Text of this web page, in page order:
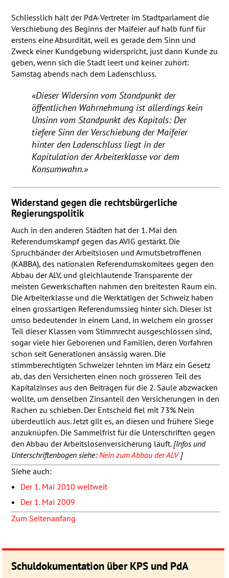
Schliesslich hält der PdA-Vertreter im Stadtparlament die
Verschiebung des Beginns der Maifeier auf halb fünf für
erstens eine Absurdität, weil es gerade dem Sinn und
Zweck einer Kundgebung widerspricht, just dann Kunde zu
geben, wenn sich die Stadt leert und keiner zuhört:
Samstag abends nach dem Ladenschluss.
«Dieser Widersinn vom Standpunkt der
öffentlichen Wahrnehmung ist allerdings kein
Unsinn vom Standpunkt des Kapitals: Der
tiefere Sinn der Verschiebung der Maifeier
hinter den Ladenschluss liegt in der
Kapitulation der Arbeiterklasse vor dem
Konsumwahn.»
Widerstand gegen die rechtsbürgerliche
Regierungspolitik
Auch in den anderen Städten hat der 1. Mai den
Referendumskampf gegen das AVIG gestärkt. Die
Spruchbänder der Arbeitslosen und Armutsbetroffenen
(KABBA), des nationalen Referendumskomitees gegen den
Abbau derALV, und gleichlautende Transparente der
meisten Gewerkschaften nahmen den breitesten Raum ein.
Die Arbeiterklasse und die Werktätigen der Schweiz haben
einen grossartigen Referendumssieg hinter sich. Dieser ist
umso bedeutender in einem Land, in welchem ein grosser
Teil dieser Klassen vom Stimmrecht ausgeschlossen sind,
sogar viele hier Geborenen und Familien, deren Vorfahren
schon seit Generationen ansässig waren. Die
stimmberechtigten Schweizer lehnten im März ein Gesetz
ab, das den Versicherten einen noch grösseren Teil des
Kapitalzinses aus den Beiträgen für die 2. Säule abzwacken
wollte, um denselben Zinsanteil den Versicherungen in den
Rachen zu schieben. Der Entscheid fiel mit 73% Nein
überdeutlich aus. Jetzt gilt es, an diesen und frühere Siege
anzuknüpfen. Die Sammelfrist für die Unterschriften gegen
den Abbau der Arbeitslosenversicherung läuft. [Infos und
Unterschriftenbogen siehe: Nein zum Abbau derALV]
Siehe auch:
Der 1. Mai 2010 weltweit
Der 1. Mai 2009
Zum Seitenanfang
Schuldokumentation über KPS und PdA